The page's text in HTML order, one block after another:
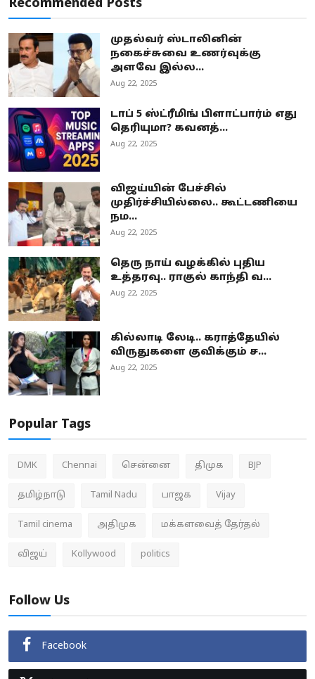
Recommended Posts
முதல்வர் ஸ்டாலினின்
நகைச்சுவை உணர்வுக்கு
அளவே இல்ல...
Aug 22, 2025
டாப் 5 ஸ்ட்ரீமிங் பிளாட்பார்ம் எது
தெரியுமா? கவனத்...
Aug 22, 2025
விஜய்யின் பேச்சில்
முதிர்ச்சியில்லை.. கூட்டணியை
நம...
Aug 22, 2025
தெரு நாய் வழக்கில் புதிய
உத்தரவு.. ராகுல் காந்தி வ...
Aug 22, 2025
கில்லாடி லேடி.. கராத்தேயில்
விருதுகளை குவிக்கும் ச...
Aug 22, 2025
Popular Tags
DMK Chennai சென்னை திமுக BJP
தமிழ்நாடு Tamil Nadu பாஜக Vijay
Tamil cinema அதிமுக மக்களவைத் தேர்தல்
விஜய் Kollywood politics
Follow Us
Facebook